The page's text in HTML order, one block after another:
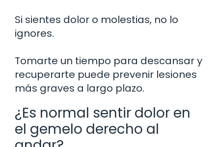
Si sientes dolor o molestias, no lo
ignores.
Tomarte un tiempo para descansar y
recuperarte puede prevenir lesiones
más graves a largo plazo.
¿Es normal sentir dolor en
el gemelo derecho al